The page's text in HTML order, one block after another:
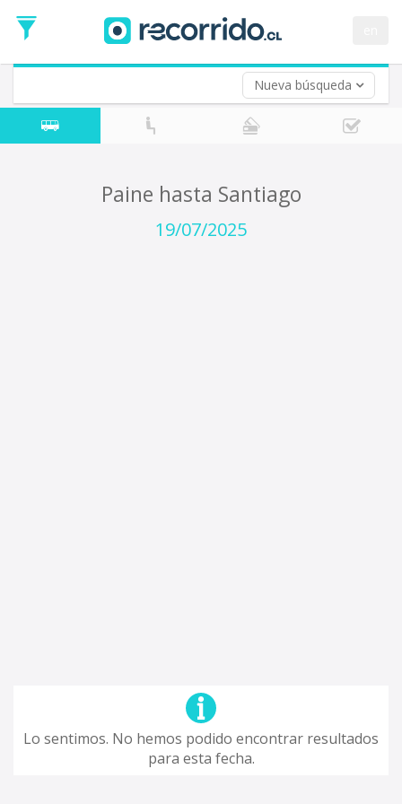
Nueva búsqueda
de
Ida
Vuelta (opcional)
Fecha
de
Paine hasta Santiago
19/07/2025
Lo sentimos. No hemos podido encontrar resultados
para esta fecha.